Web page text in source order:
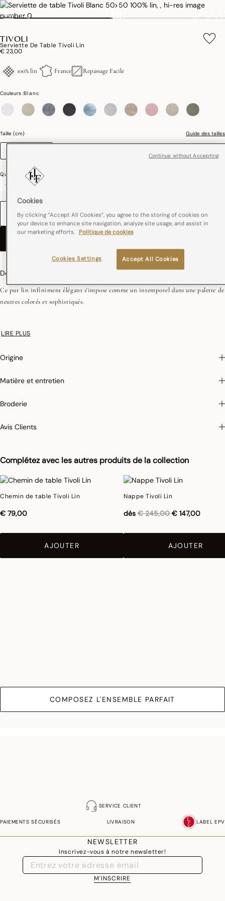
TIVOLI
Serviette De Table Tivoli Lin
€ 23,00
100% lin France Repassage Facile
Couleurs :Blanc
Taille (cm) Guide des tailles
Quantité
-
+
BRODERIE
Complétez avec les autres produits de la collection
Chemin de table Tivoli Lin
€ 79,00
AJOUTER
Nappe Tivoli Lin
dès Réduction de
€ 245,00à
€ 147,00
AJOUTER
COMPOSEZ L'ENSEMBLE PARFAIT
Description
Ce pur lin infiniment élégant s'impose comme un intemporel dans une palette de
neutres colorés et sophistiqués.
•Coins onglets - 2,5 cm
LIRE PLUS
Origine
Matière et entretien
Broderie
Avis Clients
SERVICE CLIENT
PAIEMENTS SÉCURISÉS LIVRAISON LABEL EPV
NEWSLETTER
Inscrivez-vous à notre newsletter!
M'INSCRIRE
Cookies
By clicking “Accept All Cookies”, you agree to the storing of cookies on
your device to enhance site navigation, analyze site usage, and assist in
our marketing efforts. Politique de cookies
Accept All Cookies
Cookies Settings
Continue without Accepting